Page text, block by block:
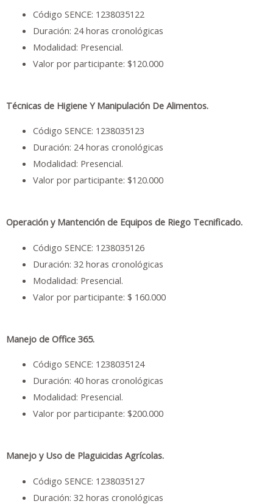
Código SENCE: 1238035122
Duración: 24 horas cronológicas
Modalidad: Presencial.
Valor por participante: $120.000
Técnicas de Higiene Y Manipulación De Alimentos.
Código SENCE: 1238035123
Duración: 24 horas cronológicas
Modalidad: Presencial.
Valor por participante: $120.000
Operación y Mantención de Equipos de Riego Tecnificado.
Código SENCE: 1238035126
Duración: 32 horas cronológicas
Modalidad: Presencial.
Valor por participante: $ 160.000
Manejo de Office 365.
Código SENCE: 1238035124
Duración: 40 horas cronológicas
Modalidad: Presencial.
Valor por participante: $200.000
Manejo y Uso de Plaguicidas Agrícolas.
Código SENCE: 1238035127
Duración: 32 horas cronológicas